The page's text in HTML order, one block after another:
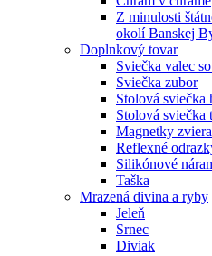
Z minulosti
okolí Banskej
Doplnkový tovar
Sviečka valec
Sviečka zubor
Stolová sviečka
Stolová sviečka
Magnetky
Reflexné
Silikónové
Taška
Mrazená divina a ryby
Jeleň
Srnec
Diviak